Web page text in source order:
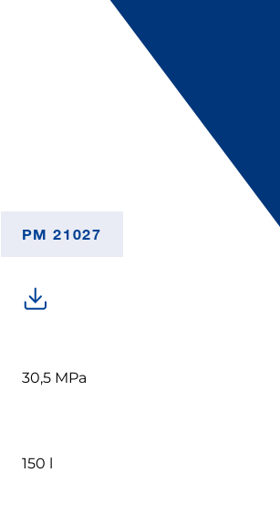
PM 21027
30,5 MPa
150 l